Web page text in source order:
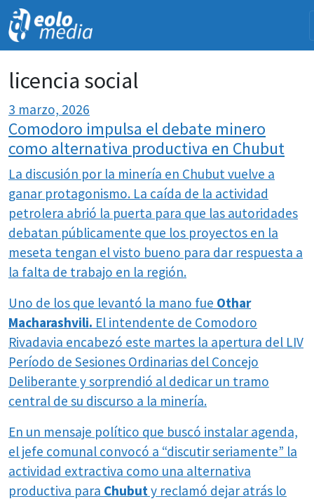
licencia social
3 marzo, 2026
Comodoro impulsa el debate minero
como alternativa productiva en Chubut
La discusión por la minería en Chubut vuelve a
ganar protagonismo. La caída de la actividad
petrolera abrió la puerta para que las autoridades
debatan públicamente que los proyectos en la
meseta tengan el visto bueno para dar respuesta a
la falta de trabajo en la región.
Uno de los que levantó la mano fue Othar
Macharashvili. El intendente de Comodoro
Rivadavia encabezó este martes la apertura del LIV
Período de Sesiones Ordinarias del Concejo
Deliberante y sorprendió al dedicar un tramo
central de su discurso a la minería.
En un mensaje político que buscó instalar agenda,
el jefe comunal convocó a “discutir seriamente” la
actividad extractiva como una alternativa
productiva para Chubuty reclamó dejar atrás lo